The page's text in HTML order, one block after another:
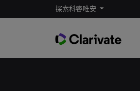
探索科睿唯安